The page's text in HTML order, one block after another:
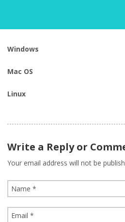
Windows
Mac OS
Linux
Write a Reply or
Your email address will not be